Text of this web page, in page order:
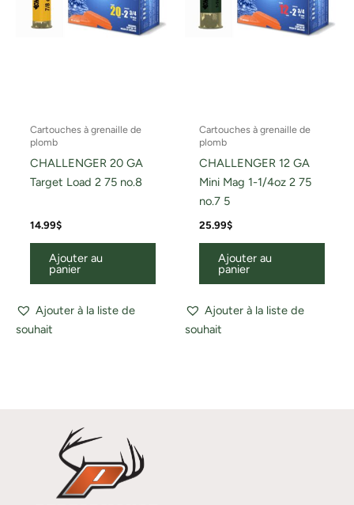
Cartouches à grenaille de
plomb
CHALLENGER 20 GA
Target Load 2 75 no.8
14.99$
Ajouter au
panier
Ajouter à la liste de
souhait
Cartouches à grenaille de
plomb
CHALLENGER 12 GA
Mini Mag 1-1/4oz 2 75
no.7 5
25.99$
Ajouter au
panier
Ajouter à la liste de
souhait